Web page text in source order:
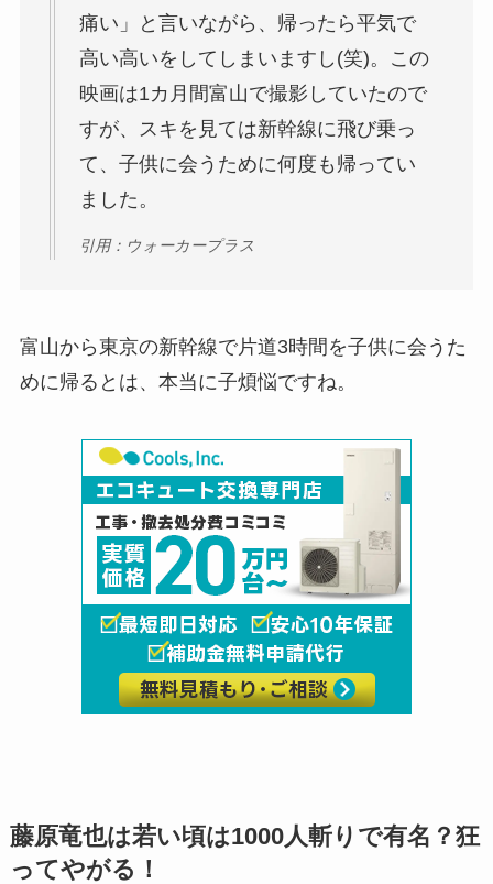
痛い」と言いながら、帰ったら平気で
高い高いをしてしまいますし(笑)。この
映画は1カ月間富山で撮影していたので
すが、スキを見ては新幹線に飛び乗っ
て、子供に会うために何度も帰ってい
ました。
引用：ウォーカープラス
富山から東京の新幹線で片道3時間を子供に会うた
めに帰るとは、本当に子煩悩ですね。
藤原竜也は若い頃は1000人斬りで有名？狂
ってやがる！